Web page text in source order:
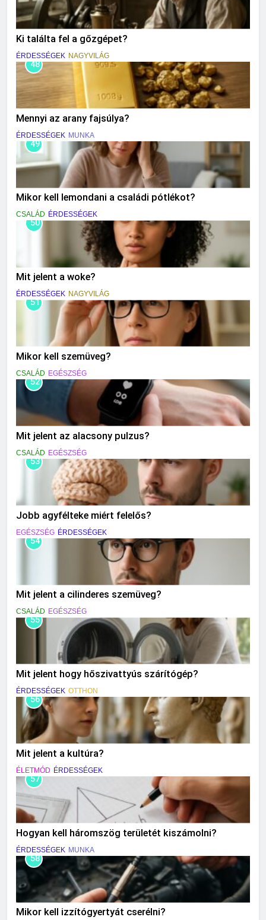
Ki találta fel a gőzgépet?
ÉRDESSÉGEK NAGYVILÁG
48
Mennyi az arany fajsúlya?
ÉRDESSÉGEK MUNKA
49
Mikor kell lemondani a családi pótlékot?
CSALÁD ÉRDESSÉGEK
50
Mit jelent a woke?
ÉRDESSÉGEK NAGYVILÁG
51
Mikor kell szemüveg?
CSALÁD EGÉSZSÉG
52
Mit jelent az alacsony pulzus?
CSALÁD EGÉSZSÉG
53
Jobb agyfélteke miért felelős?
EGÉSZSÉG ÉRDESSÉGEK
54
Mit jelent a cilinderes szemüveg?
CSALÁD EGÉSZSÉG
55
Mit jelent hogy hőszivattyús szárítógép?
ÉRDESSÉGEK OTTHON
56
Mit jelent a kultúra?
ÉLETMÓD ÉRDESSÉGEK
57
Hogyan kell háromszög területét kiszámolni?
ÉRDESSÉGEK MUNKA
58
Mikor kell izzítógyertyát cserélni?